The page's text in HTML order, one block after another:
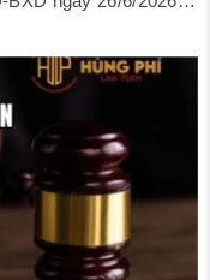
Hùng Phí cung cấp